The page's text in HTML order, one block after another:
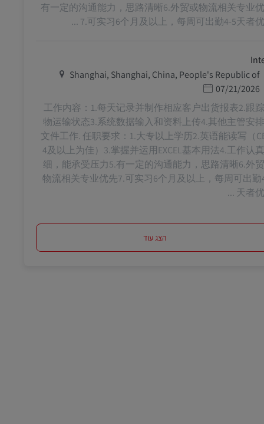
有一定的沟通能力，思路清晰6.外贸或物流相关专业
7.可实习6个月及以上，每周可出勤4-5天者优
מיקום
Shanghai, Shanghai, China, People's Republic of
תאריך פרסום
07/21/2026
工作内容：1.每天记录并制作相应客户出货报表2.跟
物运输状态3.系统数据输入和资料上传4.其他主管安
文件工作. 任职要求：1.大专以上学历2.英语能读写（
4及以上为佳）3.掌握并运用EXCEL基本用法4.工作认
细，能承受压力5.有一定的沟通能力，思路清晰6.外
物流相关专业优先7.可实习6个月及以上，每周可出勤
天者优
הצג עוד